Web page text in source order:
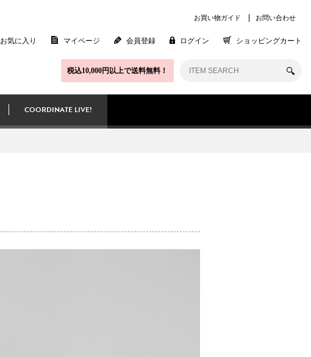
お買い物ガイド お問い合わせ
お気に入り マイページ 会員登録 ログイン ショッピングカート
税込10,000円以上で送料無料！
COORDINATE LIVE!